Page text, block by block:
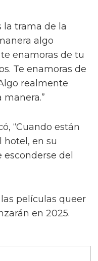
la trama de la
algo
enamoras de tu
Te enamoras de
realmente
“Cuando están
en su
del
películas queer
en 2025.